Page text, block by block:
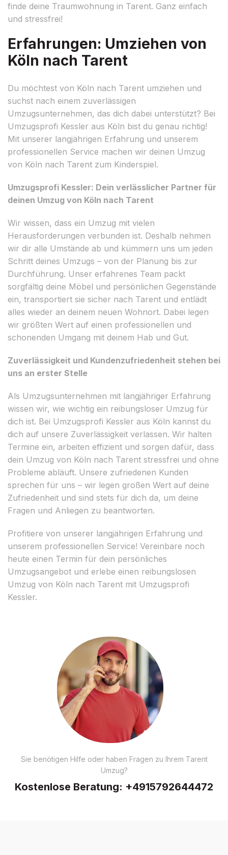
finde deine Traumwohnung in Tarent. Ganz einfach
und stressfrei!
Erfahrungen: Umziehen von
Köln nach Tarent
Du möchtest von Köln nach Tarent umziehen und
suchst nach einem zuverlässigen
Umzugsunternehmen, das dich dabei unterstützt? Bei
Umzugsprofi Kessler aus Köln bist du genau richtig!
Mit unserer langjährigen Erfahrung und unserem
professionellen Service machen wir deinen Umzug
von Köln nach Tarent zum Kinderspiel.
Umzugsprofi Kessler: Dein verlässlicher Partner für
deinen Umzug von Köln nach Tarent
Wir wissen, dass ein Umzug mit vielen
Herausforderungen verbunden ist. Deshalb nehmen
wir dir alle Umstände ab und kümmern uns um jeden
Schritt deines Umzugs – von der Planung bis zur
Durchführung. Unser erfahrenes Team packt
sorgfältig deine Möbel und persönlichen Gegenstände
ein, transportiert sie sicher nach Tarent und entlädt
alles wieder an deinem neuen Wohnort. Dabei legen
wir größten Wert auf einen professionellen und
schonenden Umgang mit deinem Hab und Gut.
Zuverlässigkeit und Kundenzufriedenheit stehen bei
uns an erster Stelle
Als Umzugsunternehmen mit langjähriger Erfahrung
wissen wir, wie wichtig ein reibungsloser Umzug für
dich ist. Bei Umzugsprofi Kessler aus Köln kannst du
dich auf unsere Zuverlässigkeit verlassen. Wir halten
Termine ein, arbeiten effizient und sorgen dafür, dass
dein Umzug von Köln nach Tarent stressfrei und ohne
Probleme abläuft. Unsere zufriedenen Kunden
sprechen für uns – wir legen großen Wert auf deine
Zufriedenheit und sind stets für dich da, um deine
Fragen und Anliegen zu beantworten.
Profitiere von unserer langjährigen Erfahrung und
unserem professionellen Service! Vereinbare noch
heute einen Termin für dein persönliches
Umzugsangebot und erlebe einen reibungslosen
Umzug von Köln nach Tarent mit Umzugsprofi
Kessler.
Sie benötigen Hilfe oder haben Fragen zu Ihrem Tarent
Umzug?
Kostenlose Beratung: +4915792644472